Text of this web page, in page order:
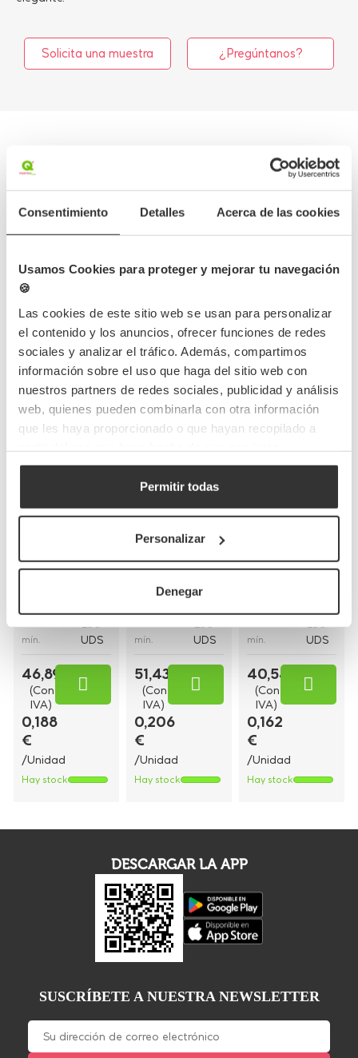
Consentimiento Detalles Acerca de las cookies
Usamos Cookies para proteger y mejorar tu navegación
🍪
Las cookies de este sitio web se usan para personalizar
el contenido y los anuncios, ofrecer funciones de redes
sociales y analizar el tráfico. Además, compartimos
información sobre el uso que haga del sitio web con
nuestros partners de redes sociales, publicidad y análisis
web, quienes pueden combinarla con otra información
que les haya proporcionado o que hayan recopilado a
Permitir todas
Personalizar
Denegar
Solicita una muestra ¿Pregúntanos?
Más información
Detalles del producto
Preguntas frecuentes
Completa tu pedido
planas
mín.
UDS
46,89 €
(Con
IVA)
0,188
€
/Unidad
Hay stock
blancas con asa
rizada
ReferenciaBP16BCO
mín.
UDS
51,43 €
(Con
IVA)
0,206
€
/Unidad
Hay stock
(32+17x34cm)
mín.
UDS
40,54 €
(Con
IVA)
0,162
€
/Unidad
Hay stock
DESCARGAR LA APP
SUSCRÍBETE A NUESTRA NEWSLETTER